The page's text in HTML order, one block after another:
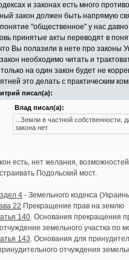
и законах есть много
закон должен быть напрямую
"общественное" у нас давно
принятые акты переводят в
Вы полазили в нете про законы
необходимо читать и
на один закон будет не
это делать с практическим
писал(а):
Влад писал(а):
...Земли в частной собственности,
закона нет
есть, нет желания,
Подольский мост.
4 - Земельного кодекса
22 Прекращение прав на землю
140. Основания прекращения
земельного участка
143. Основания для
отчуждения